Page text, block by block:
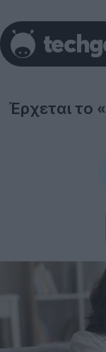
Έρχεται το